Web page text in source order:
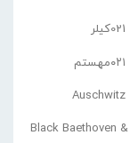
021کیلر
۰۲۱مهستم
Auschwitz
Black Baethoven &